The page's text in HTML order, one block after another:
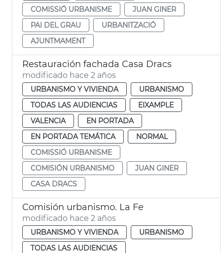
COMISSIÓ URBANISME
JUAN GINER
PAI DEL GRAU
URBANITZACIÓ
AJUNTMAMENT
Restauración fachada Casa Dracs
modificado hace 2 años
URBANISMO Y VIVIENDA
URBANISMO
TODAS LAS AUDIENCIAS
EIXAMPLE
VALENCIA
EN PORTADA
EN PORTADA TEMÁTICA
NORMAL
COMISSIÓ URBANISME
COMISIÓN URBANISMO
JUAN GINER
CASA DRACS
Comisión urbanismo. La Fe
modificado hace 2 años
URBANISMO Y VIVIENDA
URBANISMO
TODAS LAS AUDIENCIAS